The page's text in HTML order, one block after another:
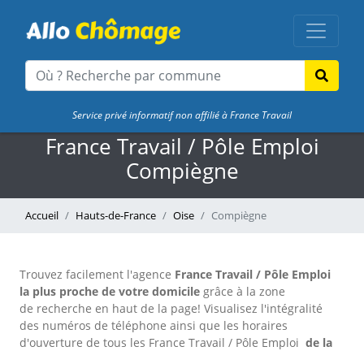
Service privé informatif non affilié à France Travail
France Travail / Pôle Emploi
Compiègne
Accueil Hauts-de-France Oise Compiègne
Trouvez facilement l'agence France Travail / Pôle Emploi
la plus proche de votre domicile grâce à la zone
de recherche en haut de la page! Visualisez l'intégralité
des numéros de téléphone ainsi que les horaires
d'ouverture de tous les France Travail / Pôle Emploi de la